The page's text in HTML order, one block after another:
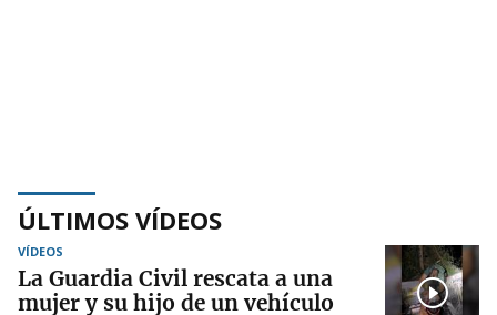
ÚLTIMOS VÍDEOS
VÍDEOS
La Guardia Civil rescata a una
mujer y su hijo de un vehículo